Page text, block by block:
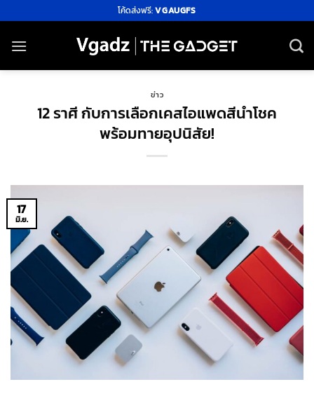
ไป
ยัง
โค้ดส่งฟรี:VGAUGFS
ข่าว
12 ราศี กับการเลือกเคสไอแพดสีนำโชค
พร้อมทายอุปนิสัย!
17
มิ.ย.